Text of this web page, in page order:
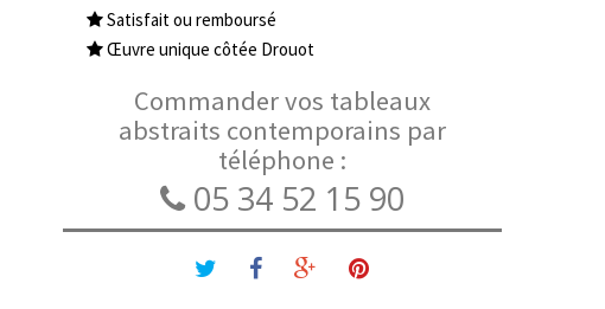
Satisfait ou remboursé
Œuvre unique côtée Drouot
Commander vos tableaux
abstraits contemporains par
téléphone :
05 34 52 15 90